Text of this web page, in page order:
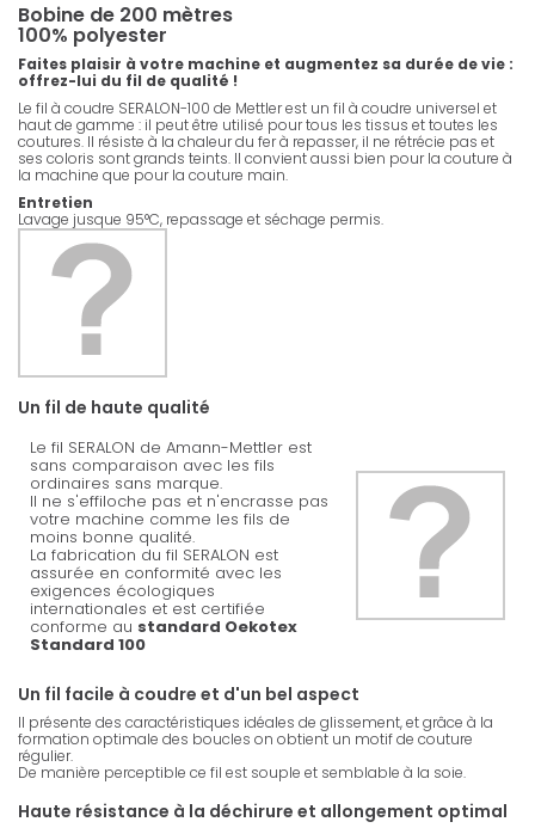
Bobine de 200 mètres
100% polyester
Faites plaisir à votre machine et augmentez sa durée de vie :
offrez-lui du fil de qualité !
Le fil à coudre SERALON-100 de Mettler est un fil à coudre universel et
haut de gamme : il peut être utilisé pour tous les tissus et toutes les
coutures. Il résiste à la chaleur du fer à repasser, il ne rétrécie pas et
ses coloris sont grands teints. Il convient aussi bien pour la couture à
la machine que pour la couture main.
Entretien
Lavage jusque 95°C, repassage et séchage permis.
Un fil de haute qualité
Le fil SERALON de Amann-Mettler est
sans comparaison avec les fils
ordinaires sans marque.
Il ne s'effiloche pas et n'encrasse pas
votre machine comme les fils de
moins bonne qualité.
La fabrication du fil SERALON est
assurée en conformité avec les
exigences écologiques
internationales et est certifiée
conforme au standard Oekotex
Standard 100
Un fil facile à coudre et d'un bel aspect
Il présente des caractéristiques idéales de glissement, et grâce à la
formation optimale des boucles on obtient un motif de couture
régulier.
De manière perceptible ce fil est souple et semblable à la soie.
Haute résistance à la déchirure et allongement optimal